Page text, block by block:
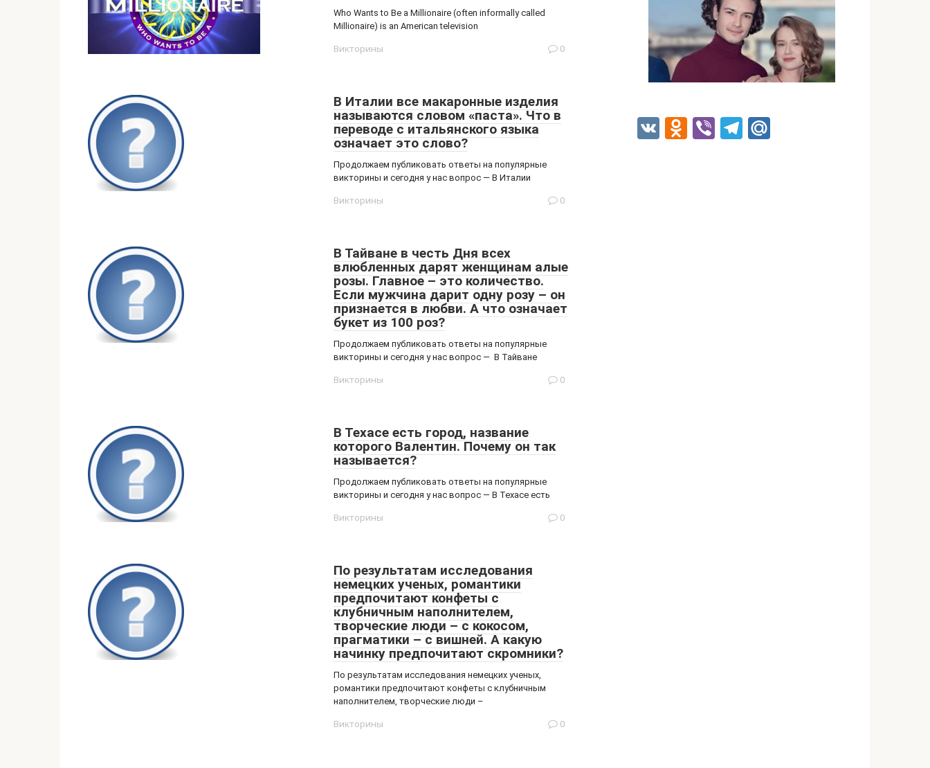
Who Wants to Be a Millionaire (often informally called
Millionaire) is an American television
Викторины 0
В Италии все макаронные изделия
называются словом «паста». Что в
переводе с итальянского языка
означает это слово?
Продолжаем публиковать ответы на популярные
викторины и сегодня у нас вопрос — В Италии
Викторины 0
В Тайване в честь Дня всех
влюбленных дарят женщинам алые
розы. Главное – это количество.
Если мужчина дарит одну розу – он
признается в любви. А что означает
букет из 100 роз?
Продолжаем публиковать ответы на популярные
викторины и сегодня у нас вопрос — В Тайване
Викторины 0
В Техасе есть город, название
которого Валентин. Почему он так
называется?
Продолжаем публиковать ответы на популярные
викторины и сегодня у нас вопрос — В Техасе есть
Викторины 0
По результатам исследования
немецких ученых, романтики
предпочитают конфеты с
клубничным наполнителем,
творческие люди – с кокосом,
прагматики – с вишней. А какую
начинку предпочитают скромники?
По результатам исследования немецких ученых,
романтики предпочитают конфеты с клубничным
наполнителем, творческие люди –
Викторины 0
VK Odnoklassniki
ViberTelegram